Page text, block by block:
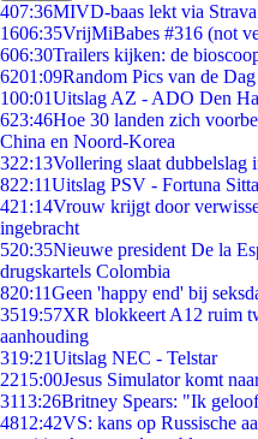
407:36MIVD-baas lekt via Strava
1606:35VrijMiBabes #316 (not
606:30Trailers kijken: de
6201:09Random Pics van de
100:01Uitslag AZ - ADO Den
623:46Hoe 30 landen zich
China en Noord-Korea
322:13Vollering slaat dubbelslag
822:11Uitslag PSV - Fortuna
421:14Vrouw krijgt door
ingebracht
520:35Nieuwe president De la
drugskartels Colombia
820:11Geen 'happy end' bij
3519:57XR blokkeert A12 ruim
aanhouding
319:21Uitslag NEC - Telstar
2215:00Jesus Simulator komt
3113:26Britney Spears: "Ik
4812:42VS: kans op Russische